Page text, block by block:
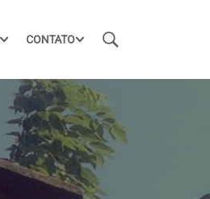
CONTATO